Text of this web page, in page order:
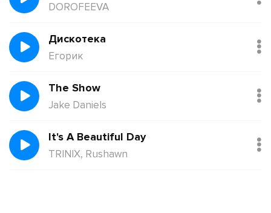
DOROFEEVA
Дискотека
Егорик
The Show
Jake Daniels
It's A Beautiful Day
TRINIX, Rushawn